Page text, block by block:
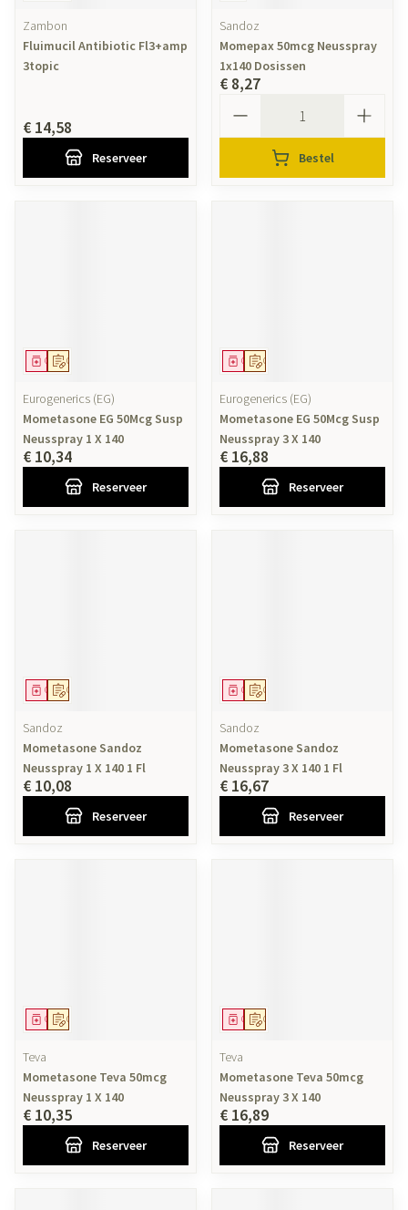
Zambon
Fluimucil Antibiotic Fl3+amp
3topic
€ 14,58
Reserveer
Sandoz
Momepax 50mcg Neusspray
1x140 Dosissen
€ 8,27
Bestel
Op voorschrift
Geneesmiddel
Eurogenerics (EG)
Mometasone EG 50Mcg Susp
Neusspray 1 X 140
€ 10,34
Reserveer
Op voorschrift
Geneesmiddel
Eurogenerics (EG)
Mometasone EG 50Mcg Susp
Neusspray 3 X 140
€ 16,88
Reserveer
Op voorschrift
Geneesmiddel
Sandoz
Mometasone Sandoz
Neusspray 1 X 140 1 Fl
€ 10,08
Reserveer
Op voorschrift
Geneesmiddel
Sandoz
Mometasone Sandoz
Neusspray 3 X 140 1 Fl
€ 16,67
Reserveer
Op voorschrift
Geneesmiddel
Teva
Mometasone Teva 50mcg
Neusspray 1 X 140
€ 10,35
Reserveer
Op voorschrift
Geneesmiddel
Teva
Mometasone Teva 50mcg
Neusspray 3 X 140
€ 16,89
Reserveer